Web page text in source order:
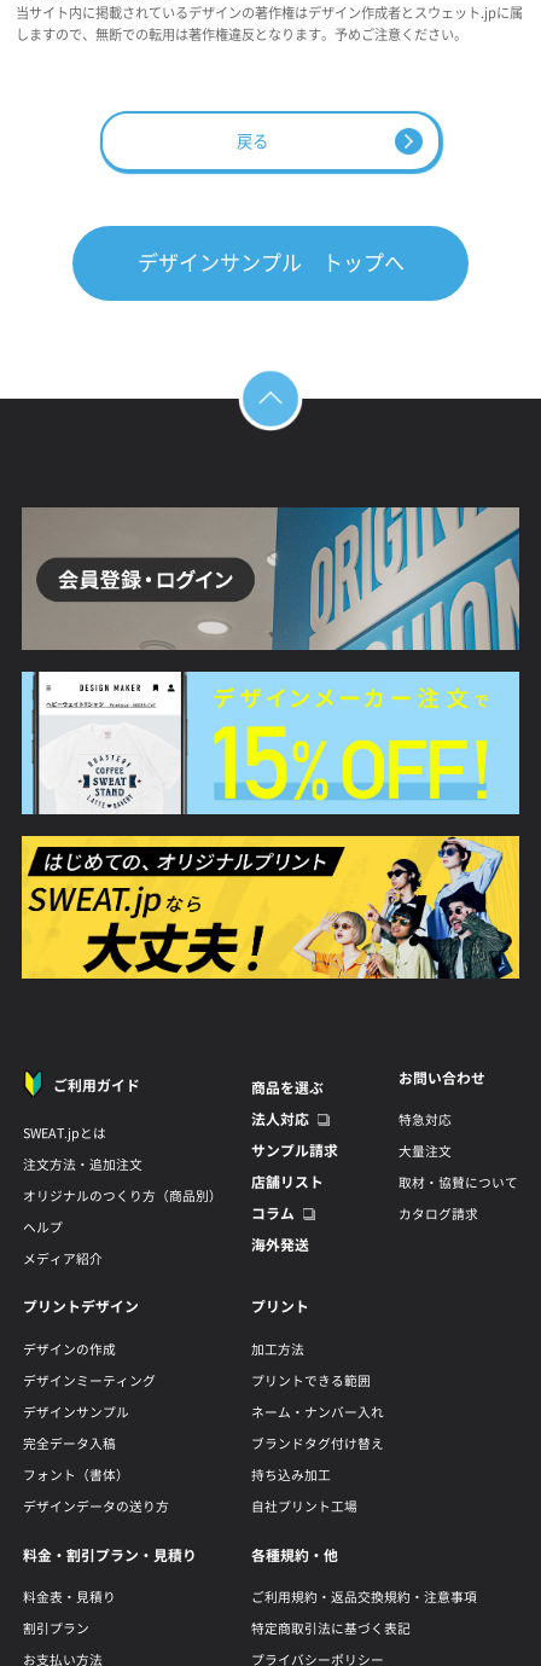
当サイト内に掲載されているデザインの著作権はデザイン作成者とスウェット.jpに属
しますので、無断での転用は著作権違反となります。予めご注意ください。
戻る
デザインサンプル トップへ
ご利用ガイド
SWEAT.jpとは
注文方法・追加注文
オリジナルのつくり方（商品別）
ヘルプ
メディア紹介
商品を選ぶ
法人対応
サンプル請求
店舗リスト
コラム
海外発送
お問い合わせ
特急対応
大量注文
取材・協賛について
カタログ請求
プリントデザイン
デザインの作成
デザインミーティング
デザインサンプル
完全データ入稿
フォント（書体）
デザインデータの送り方
プリント
加工方法
プリントできる範囲
ネーム・ナンバー入れ
ブランドタグ付け替え
持ち込み加工
自社プリント工場
料金・割引プラン・見積り
料金表・見積り
割引プラン
お支払い方法
各種規約・他
ご利用規約・返品交換規約・注意事項
特定商取引法に基づく表記
プライバシーポリシー